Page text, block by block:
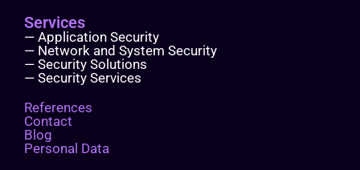
Services
— Application Security
— Network and System Security
— Security Solutions
— Security Services
References
Contact
Blog
Personal Data